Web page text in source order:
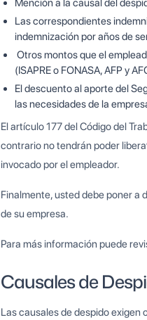
Mención a la causal del
Las correspondientes
indemnización por años de
Otros montos que el
(ISAPRE o FONASA, AFP y
El descuento al aporte del
las necesidades de la
El artículo 177 del Código del
contrario no tendrán poder
invocado por el empleador.
Finalmente, usted debe poner a
de su empresa.
Para más información puede
Causales de
Las causales de despido